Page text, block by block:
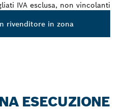
IVA esclusa, non vincolanti
rivenditore in zona
ESECUZIONE